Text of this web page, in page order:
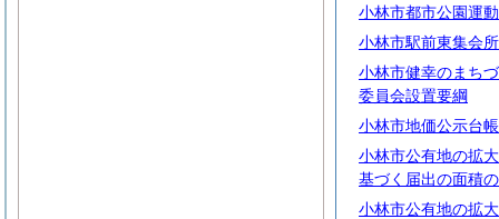
小林市都市公園運
小林市駅前東集会
小林市健幸のまち
委員会設置要綱
小林市地価公示台
小林市公有地の拡
基づく届出の面積
小林市公有地の拡